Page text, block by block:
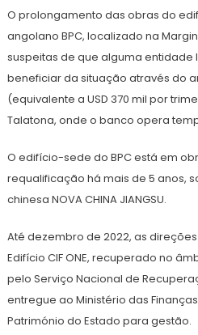
O prolongamento das obras do
angolano BPC, localizado na
suspeitas de que alguma
beneficiar da situação através do
(equivalente a USD 370 mil por
Talatona, onde o banco opera
O edifício-sede do BPC está em
requalificação há mais de 5 anos,
chinesa NOVA CHINA JIANGSU.
Até dezembro de 2022, as
Edifício CIF ONE, recuperado no
pelo Serviço Nacional de
entregue ao Ministério das
Património do Estado para gestão.